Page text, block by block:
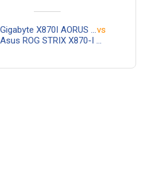
Gigabyte X870I AORUS PRO ICEvs
Asus ROG STRIX X870-I GAMING WIFI